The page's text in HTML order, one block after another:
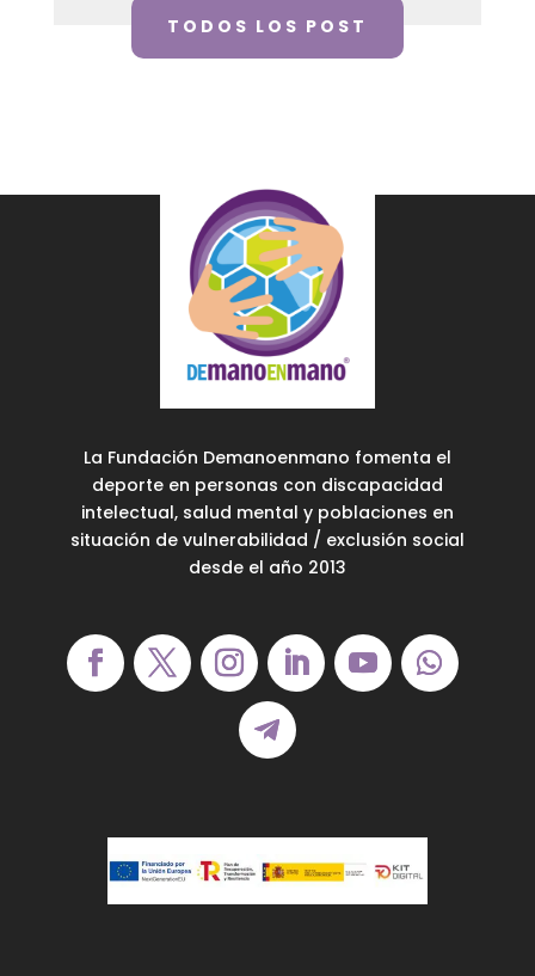
TODOS LOS POST
La Fundación Demanoenmano fomenta el
deporte en personas con discapacidad
intelectual, salud mental y poblaciones en
situación de vulnerabilidad / exclusión social
desde el año 2013